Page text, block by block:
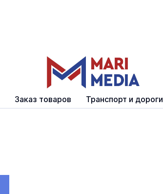
Заказ товаров Транспорт и дороги